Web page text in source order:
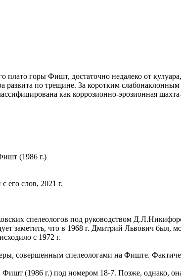
горы Фишт, достаточно недалеко от
развита по трещине. За коротким
как коррозионно-эрозионная
(1986 г.)
его слов, 2021 г.
спелеологов под руководством
заметить, что в 1968 г. Дмитрий Львович был,
с 1972 г.
совершенным спелеологами на Фиште.
(1986 г.) под номером 18-7. Позже, однако,